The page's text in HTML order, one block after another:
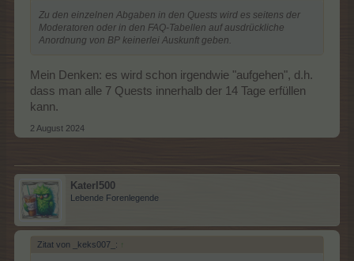
Zu den einzelnen Abgaben in den Quests wird es seitens der
Moderatoren oder in den FAQ-Tabellen auf ausdrückliche
Anordnung von BP keinerlei Auskunft geben.
Mein Denken: es wird schon irgendwie "aufgehen", d.h.
dass man alle 7 Quests innerhalb der 14 Tage erfüllen
kann.
2 August 2024
Katerl500
Lebende Forenlegende
Zitat von _keks007_: ↑